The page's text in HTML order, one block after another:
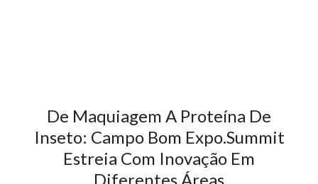
De Maquiagem A Proteína De
Inseto: Campo Bom Expo.Summit
Estreia Com Inovação Em
Diferentes Áreas